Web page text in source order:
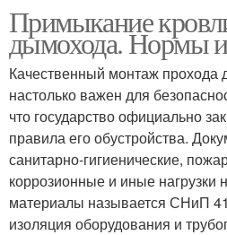
Примыкание
дымохода. Нормы
Качественный монтаж прохода
настолько важен для
что государство официально
правила его обустройства.
санитарно-гигиенические,
коррозионные и иные нагрузки
материалы называется СНиП
изоляция оборудования и